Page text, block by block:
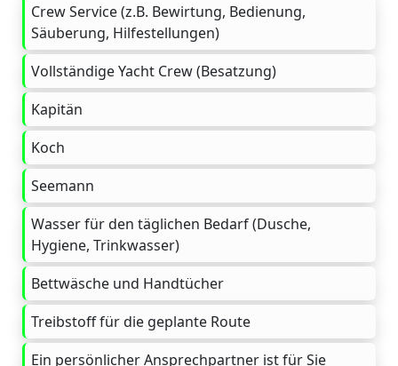
Crew Service (z.B. Bewirtung, Bedienung,
Säuberung, Hilfestellungen)
Vollständige Yacht Crew (Besatzung)
Kapitän
Koch
Seemann
Wasser für den täglichen Bedarf (Dusche,
Hygiene, Trinkwasser)
Bettwäsche und Handtücher
Treibstoff für die geplante Route
Ein persönlicher Ansprechpartner ist für Sie